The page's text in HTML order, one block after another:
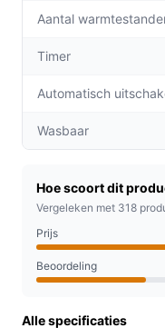
ontspannen.
Voor welke doelgroep?
houdt van extra
Ideaal voor:
Thuiswerkers
tijdens een pauze.
warme filmavond.
Aantal
Timer
Automatisch
Wasbaar
Hoe scoort dit
Vergeleken met 318
Prijs
Beoordeling
Alle specificaties